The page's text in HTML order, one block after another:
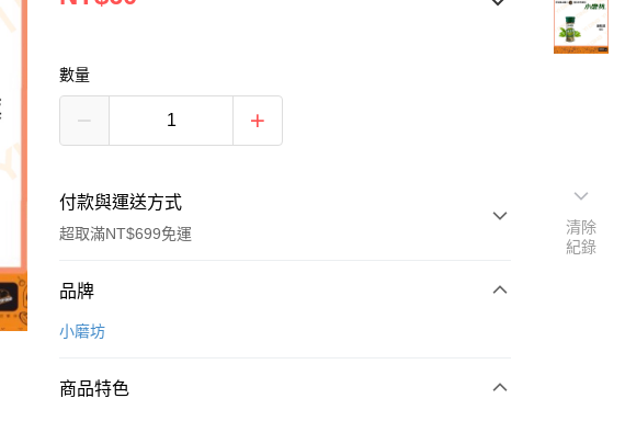
數量
付款與運送方式
超取滿NT$699免運
付款方式
信用卡一次付款
品牌
小磨坊
商品特色
清除
紀錄